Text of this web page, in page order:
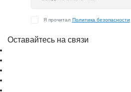
Я прочитал Политика безопасности
Оставайтесь на связи